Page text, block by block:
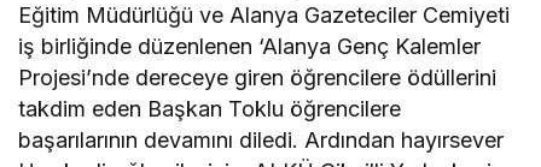
Eğitim Müdürlüğü ve Alanya Gazeteciler Cemiyeti
iş birliğinde düzenlenen ‘Alanya Genç Kalemler
Projesi’nde dereceye giren öğrencilere ödüllerini
takdim eden Başkan Toklu öğrencilere
başarılarının devamını diledi. Ardından hayırsever